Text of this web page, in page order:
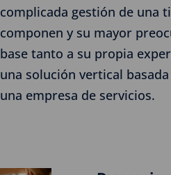
complicada gestión de una
componen y su mayor
base tanto a su propia
una solución vertical
una empresa de servicios.